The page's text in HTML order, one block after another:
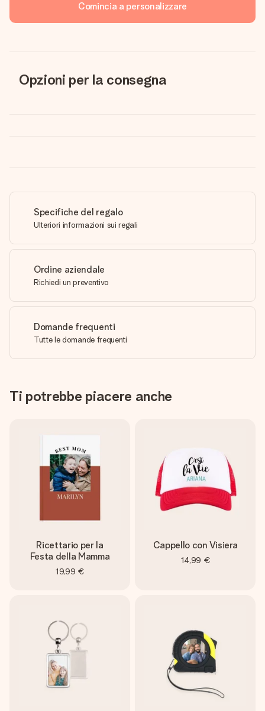
Comincia a personalizzare
Opzioni per la consegna
Specifiche del regalo
Ulteriori informazioni sui regali
Ordine aziendale
Richiedi un preventivo
Domande frequenti
Tutte le domande frequenti
Ti potrebbe piacere anche
Ricettario per la
Festa della Mamma
19,99 €
Cappello con Visiera
14,99 €